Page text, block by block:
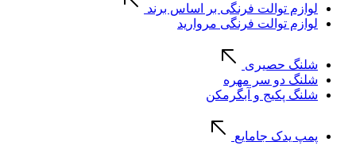
لوازم توالت فرنگی بر اساس برند
لوازم توالت فرنگی مروارید
شلنگ حصیری
شلنگ دو سر مهره
شلنگ پکیج و آبگرمکن
پمپ یدک جامایع